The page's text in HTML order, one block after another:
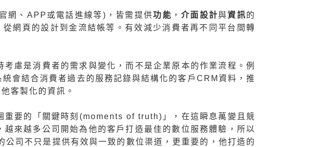
網、APP或電話進線等)，皆需提供功能 ，介面設計與資訊的
網頁的設計到金流結帳等。有效減少消費者再不同平台間轉
慮是消費者的需求與變化，而不是企業原本的作業流程。例
會結合消費者過去的服務記錄與結構化的客戶CRM資料，推
客製化的資訊。
重要的「關鍵時刻(moments of truth)」，在這瞬息萬變且競
來越多公司開始為他的客戶打造最佳的數位服務體驗，所以
司不只是提供有效與一致的數位渠道，更重要的，他打造的